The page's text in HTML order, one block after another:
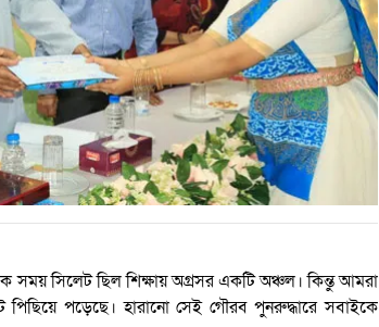
সময় সিলেট ছিল শিক্ষায় অগ্রসর একটি অঞ্চল। কিন্তু আমরা
পিছিয়ে পড়েছে। হারানো সেই গৌরব পুনরুদ্ধারে সবাইকে